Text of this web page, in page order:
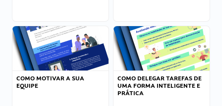
COMO MOTIVAR A SUA
EQUIPE
COMO DELEGAR TAREFAS DE
UMA FORMA INTELIGENTE E
PRÁTICA